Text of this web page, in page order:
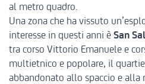
al metro quadro.
Una zona che ha vissuto
interesse in questi anni è San
tra corso Vittorio Emanuele e
multietnico e popolare, il
abbandonato allo spaccio e